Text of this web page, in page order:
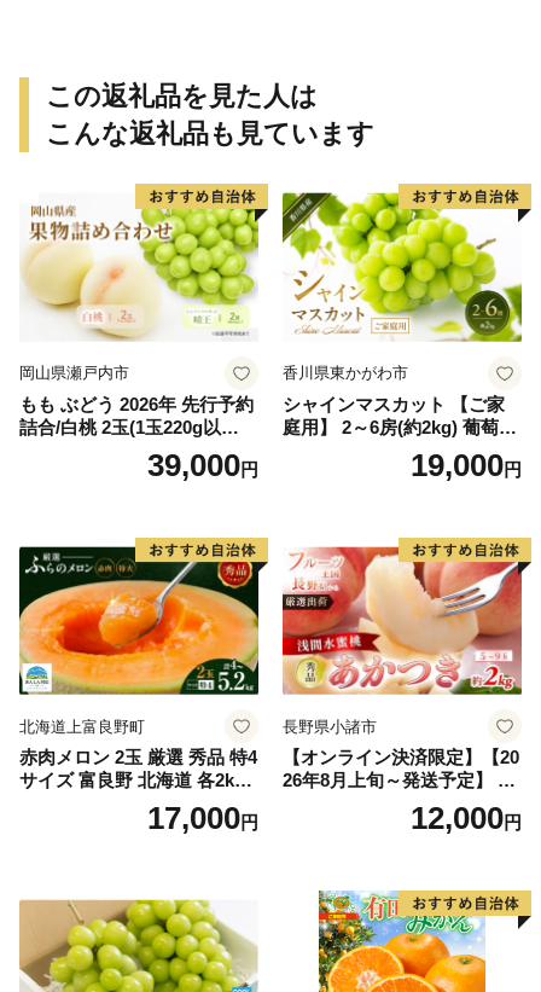
この返礼品を見た人は
こんな返礼品も見ています
岡山県瀬戸内市
もも ぶどう 2026年 先行予約
詰合/白桃 2玉(1玉220g以
上)・シャインマスカット 晴
39,000円
香川県東かがわ市
シャインマスカット 【ご家
庭用】 2～6房(約2kg) 葡萄 ぶ
どう ブドウ フルーツ 果物 く
だもの 果実 旬の果物 旬のフ
19,000円
北海道上富良野町
赤肉メロン 2玉 厳選 秀品 特4
サイズ 富良野 北海道 各2kg
～2.6kg 2玉 セット ファーム
富良野 メロン めろん 果物 く
17,000円
長野県小諸市
【オンライン決済限定】【20
26年8月上旬～発送予定】 先
行予約 「浅間水蜜桃プレミ
アム」 もも あかつき 秀品 約
果肉 長野県産 小諸市
12,000円